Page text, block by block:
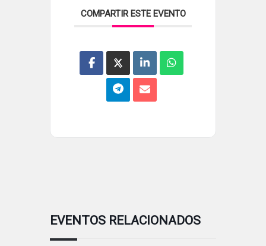
COMPARTIR ESTE EVENTO
EVENTOS RELACIONADOS